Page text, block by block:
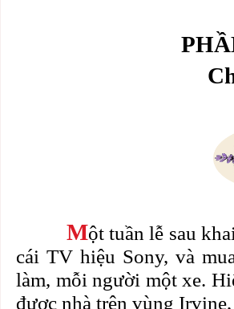
Một tuần lễ sau
cái TV hiệu Sony, và
làm, mỗi người một xe.
được nhà trên vùng